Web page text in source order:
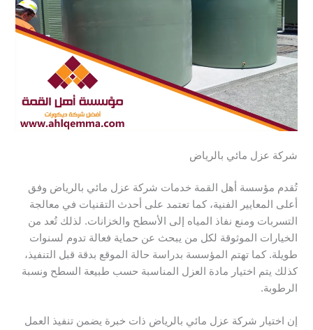
شركة عزل مائي بالرياض
تُقدم مؤسسة أهل القمة خدمات شركة عزل مائي بالرياض وفق
أعلى المعايير الفنية، كما تعتمد على أحدث التقنيات في معالجة
التسربات ومنع نفاذ المياه إلى الأسطح والخزانات. لذلك تُعد من
الخيارات الموثوقة لكل من يبحث عن حماية فعالة تدوم لسنوات
طويلة. كما تهتم المؤسسة بدراسة حالة الموقع بدقة قبل التنفيذ،
كذلك يتم اختيار مادة العزل المناسبة حسب طبيعة السطح ونسبة
الرطوبة.
إن اختيار شركة عزل مائي بالرياض ذات خبرة يضمن تنفيذ العمل